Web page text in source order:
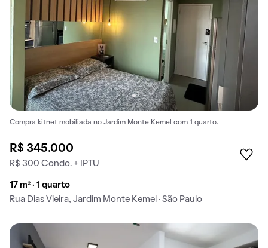
Compra kitnet mobiliada no Jardim Monte Kemel com 1 quarto.
R$ 345.000
R$ 300 Condo. + IPTU
17 m² · 1 quarto
Rua Dias Vieira, Jardim Monte Kemel · São Paulo